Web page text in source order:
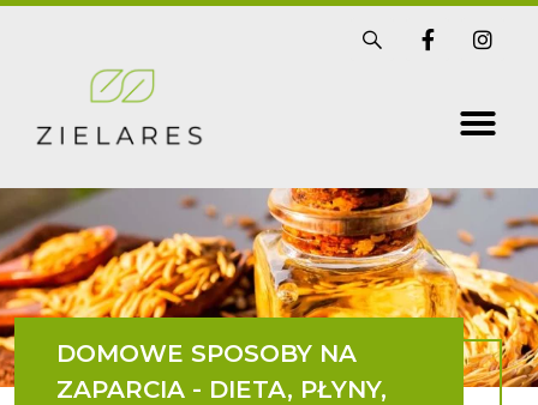
S
i
F
a
-
f
I
n
a
g
m
DOMOWE SPOSOBY NA
ZAPARCIA - DIETA, PŁYNY,